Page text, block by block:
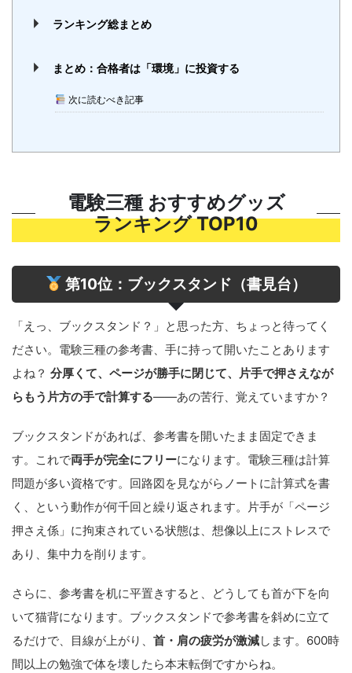
ランキング総まとめ
まとめ：合格者は「環境」に投資する
次に読むべき記事
電験三種 おすすめグッズ
ランキング TOP10
第10位：ブックスタンド（書見台）
「えっ、ブックスタンド？」と思った方、ちょっと待ってく
ださい。電験三種の参考書、手に持って開いたことあります
よね？ 分厚くて、ページが勝手に閉じて、片手で押さえなが
らもう片方の手で計算する——あの苦行、覚えていますか？
ブックスタンドがあれば、参考書を開いたまま固定できま
す。これで両手が完全にフリーになります。電験三種は計算
問題が多い資格です。回路図を見ながらノートに計算式を書
く、という動作が何千回と繰り返されます。片手が「ページ
押さえ係」に拘束されている状態は、想像以上にストレスで
あり、集中力を削ります。
さらに、参考書を机に平置きすると、どうしても首が下を向
いて猫背になります。ブックスタンドで参考書を斜めに立て
るだけで、目線が上がり、 首・肩の疲労が激減します。600時
間以上の勉強で体を壊したら本末転倒ですからね。